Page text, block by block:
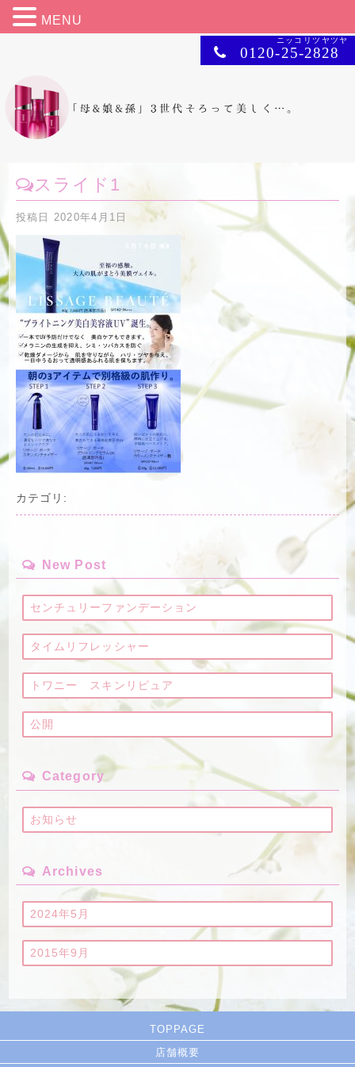
0120-25-2828
ニッコリツヤツヤ
スライド1
投稿日 2020年4月1日
カテゴリ:
New Post
センチュリーファンデーション
タイムリフレッシャー
トワニー スキンリピュア
公開
Category
お知らせ
Archives
2024年5月
2015年9月
TOPPAGE
店舗概要
MENU